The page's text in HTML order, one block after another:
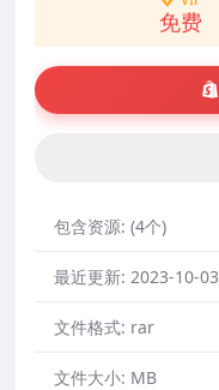
免费
包含资源: (4个)
最近更新: 2023-10-03
文件格式: rar
文件大小: MB